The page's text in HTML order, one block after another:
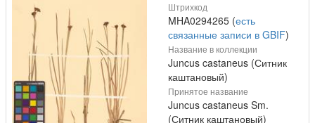
Штрихкод
MHA0294265 (есть
связанные записи в GBIF)
Название в коллекции
Juncus castaneus (Ситник
каштановый)
Принятое название
Juncus castaneus Sm.
(Ситник каштановый)